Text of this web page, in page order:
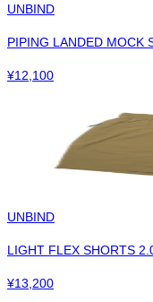
UNBIND
PIPING LANDED MOCK
¥12,100
UNBIND
LIGHT FLEX SHORTS
¥13,200